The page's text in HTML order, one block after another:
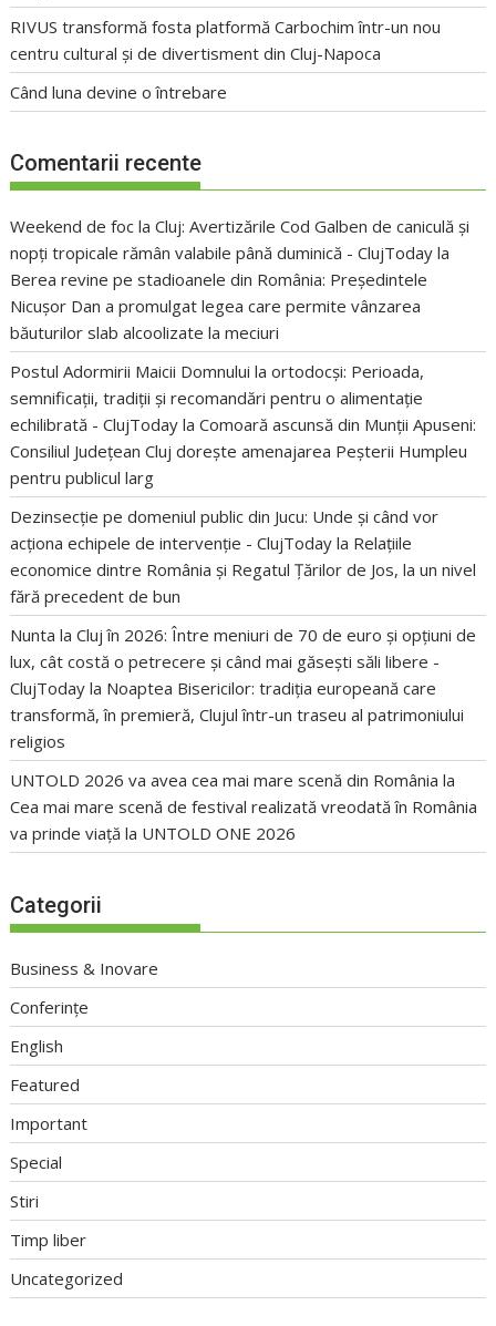
RIVUS transformă fosta platformă Carbochim într-un nou
centru cultural și de divertisment din Cluj-Napoca
Când luna devine o întrebare
Comentarii recente
Weekend de foc la Cluj: Avertizările Cod Galben de caniculă și
nopți tropicale rămân valabile până duminică - ClujToday la
Berea revine pe stadioanele din România: Președintele
Nicușor Dan a promulgat legea care permite vânzarea
băuturilor slab alcoolizate la meciuri
Postul Adormirii Maicii Domnului la ortodocși: Perioada,
semnificații, tradiții și recomandări pentru o alimentație
echilibrată - ClujToday laComoară ascunsă din Munții Apuseni:
Consiliul Județean Cluj dorește amenajarea Peșterii Humpleu
pentru publicul larg
Dezinsecție pe domeniul public din Jucu: Unde și când vor
acționa echipele de intervenție - ClujToday la Relațiile
economice dintre România și Regatul Țărilor de Jos, la un nivel
fără precedent de bun
Nunta la Cluj în 2026: Între meniuri de 70 de euro și opțiuni de
lux, cât costă o petrecere și când mai găsești săli libere -
ClujToday la Noaptea Bisericilor: tradiția europeană care
transformă, în premieră, Clujul într-un traseu al patrimoniului
religios
UNTOLD 2026 va avea cea mai mare scenă din România la
Cea mai mare scenă de festival realizată vreodată în România
va prinde viață la UNTOLD ONE 2026
Categorii
Business & Inovare
Conferințe
English
Featured
Important
Special
Stiri
Timp liber
Uncategorized